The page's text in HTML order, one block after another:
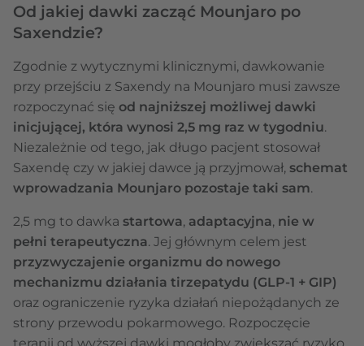
Od jakiej dawki zacząć Mounjaro po
Saxendzie?
Zgodnie z wytycznymi klinicznymi, dawkowanie
przy przejściu z Saxendy na Mounjaro musi zawsze
rozpoczynać się od najniższej możliwej dawki
inicjującej, która wynosi 2,5 mg raz w tygodniu.
Niezależnie od tego, jak długo pacjent stosował
Saxendę czy w jakiej dawce ją przyjmował, schemat
wprowadzania Mounjaro pozostaje taki sam.
2,5 mg to dawka startowa, adaptacyjna, nie w
pełni terapeutyczna. Jej głównym celem jest
przyzwyczajenie organizmu do nowego
mechanizmu działania tirzepatydu (GLP-1 + GIP)
oraz ograniczenie ryzyka działań niepożądanych ze
strony przewodu pokarmowego. Rozpoczęcie